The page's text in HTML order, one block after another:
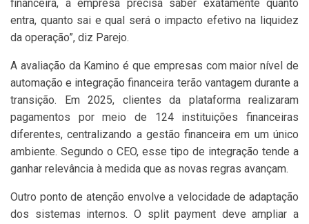
financeira, a empresa precisa saber exatamente quanto
entra, quanto sai e qual será o impacto efetivo na liquidez
da operação”, diz Parejo.
A avaliação da Kamino é que empresas com maior nível de
automação e integração financeira terão vantagem durante a
transição. Em 2025, clientes da plataforma realizaram
pagamentos por meio de 124 instituições financeiras
diferentes, centralizando a gestão financeira em um único
ambiente. Segundo o CEO, esse tipo de integração tende a
ganhar relevância à medida que as novas regras avançam.
Outro ponto de atenção envolve a velocidade de adaptação
dos sistemas internos. O split payment deve ampliar a